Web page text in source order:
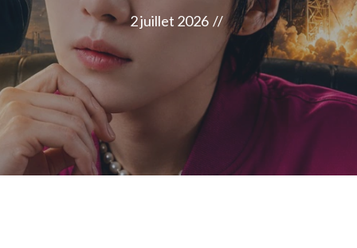
2 juillet 2026 //